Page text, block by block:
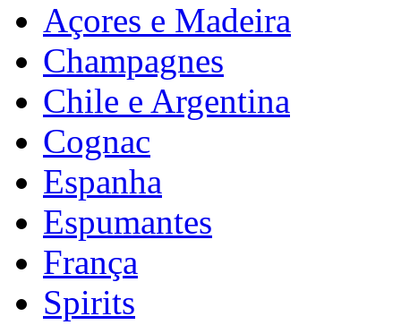
Açores e Madeira
Champagnes
Chile e Argentina
Cognac
Espanha
Espumantes
França
Spirits